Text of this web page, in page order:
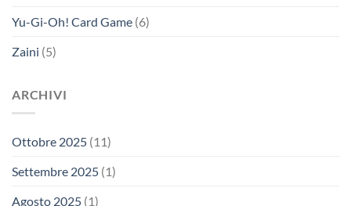
Yu-Gi-Oh! Card Game (6)
Zaini (5)
ARCHIVI
Ottobre 2025 (11)
Settembre 2025 (1)
Agosto 2025 (1)